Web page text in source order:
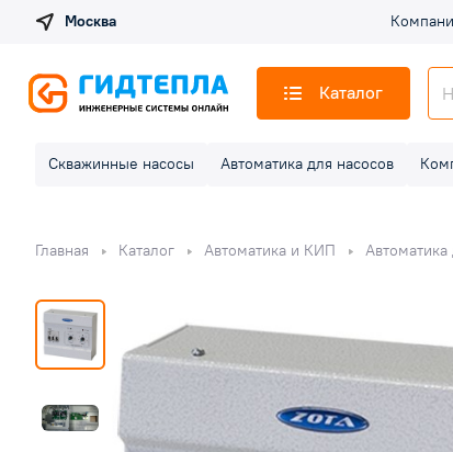
Москва
Каталог
Скважинные насосы Автоматика для насосов
Главная Каталог Автоматика и КИП